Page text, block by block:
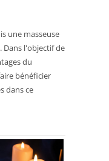
une masseuse
Dans l'objectif de
du
bénéficier
dans ce